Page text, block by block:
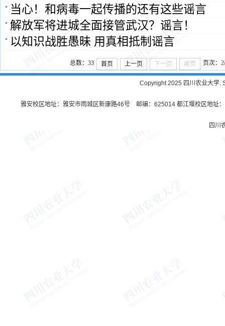
当心！和病毒一起传播的还有这些谣言
解放军将进城全面接管武汉？谣言！
以知识战胜愚昧 用真相抵制谣言
总数：33 首页 上一页 下一页 尾页 页次： 2
Copyright 2025 四川农业大学.
雅安校区地址：雅安市雨城区新康路46号 邮编：625014 都江堰校区地址
四川